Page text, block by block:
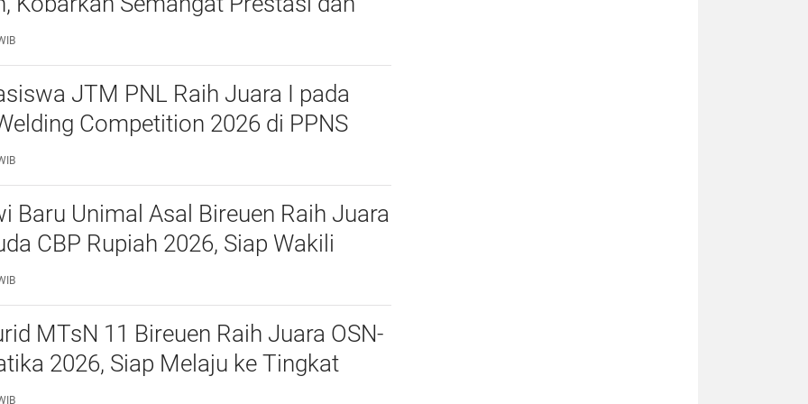
JTM PNL Raih Juara I pada
Competition 2026 di PPNS
Baru Unimal Asal Bireuen Raih Juara
CBP Rupiah 2026, Siap Wakili
ke Tingkat Nasional
MTsN 11 Bireuen Raih Juara OSN-
2026, Siap Melaju ke Tingkat